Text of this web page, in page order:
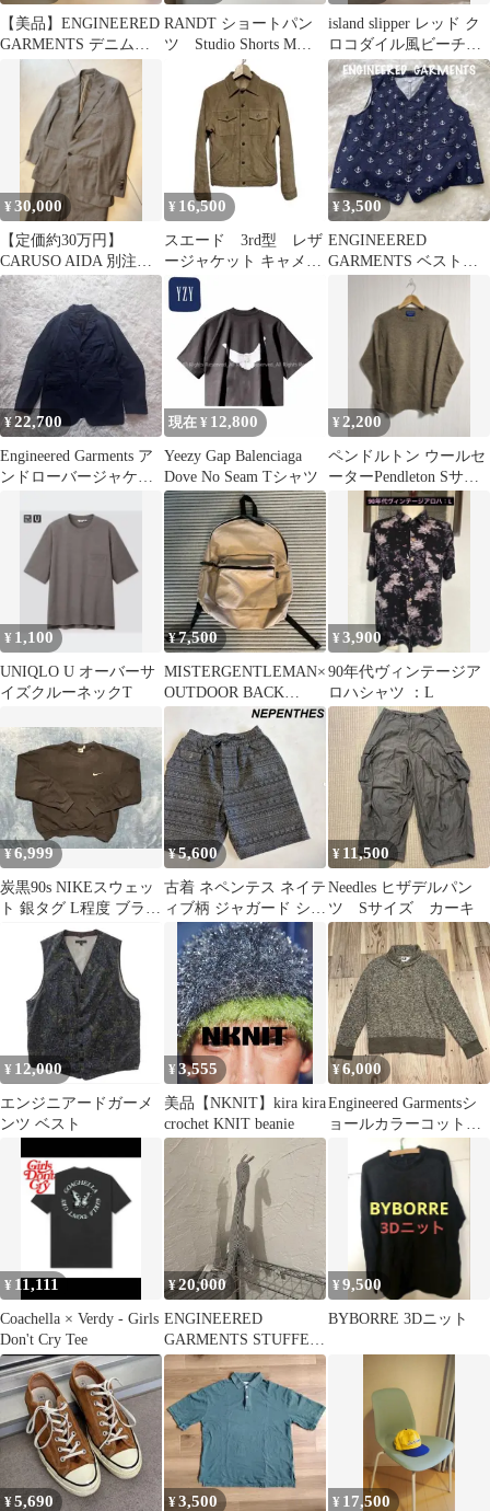
【美品】ENGINEERED
GARMENTS デニムパ
ンツ 32インチ
RANDT ショートパン
ツ Studio Shorts Mサ
island slipper レッド ク
ロコダイル風ビーチサ
ンダル 26
¥30,000
【定価約30万円】
CARUSO AIDA 別注ブ
ラウンギンガム セット
アップ
¥ 16,500
スエード 3rd型 レザ
ージャケット キャメ
ル シングルライダー
ス
¥3,500
ENGINEERED
GARMENTS ベスト
¥22,700
Engineered Garments ア
ンドローバージャケッ
現在 ¥ 12,800
Yeezy Gap Balenciaga
Dove No Seam Tシャツ
¥ 2,200
ペンドルトン ウールセ
ーターPendleton Sサイ
ズ ニットブランケット
¥ 1,100
UNIQLO U オーバーサ
イズクルーネックT
¥7,500
MISTERGENTLEMAN×
OUTDOOR BACK
PACK ma-1
¥3,900
90年代ヴィンテージア
ロハシャツ ：L
¥6,999
炭黒90s NIKEスウェッ
ト 銀タグ L程度 ブラッ
¥5,600
古着 ネペンテス ネイテ
ィブ柄 ジャガード ショ
ートパンツ
¥ 11,500
Needles ヒザデルパン
ツ Sサイズ カーキ
¥ 12,000
エンジニアードガーメ
ンツ ベスト
¥3,555
美品【NKNIT】kira kira
crochet KNIT beanie
¥6,000
Engineered Garmentsシ
ョールカラーコットン
セーター USA製M
¥ 11,111
Coachella × Verdy - Girls
Don't Cry Tee
¥20,000
ENGINEERED
GARMENTS STUFFED
ANIMAL
¥9,500
BYBORRE 3Dニット
¥5,690 ¥3,500 ¥ 17,500